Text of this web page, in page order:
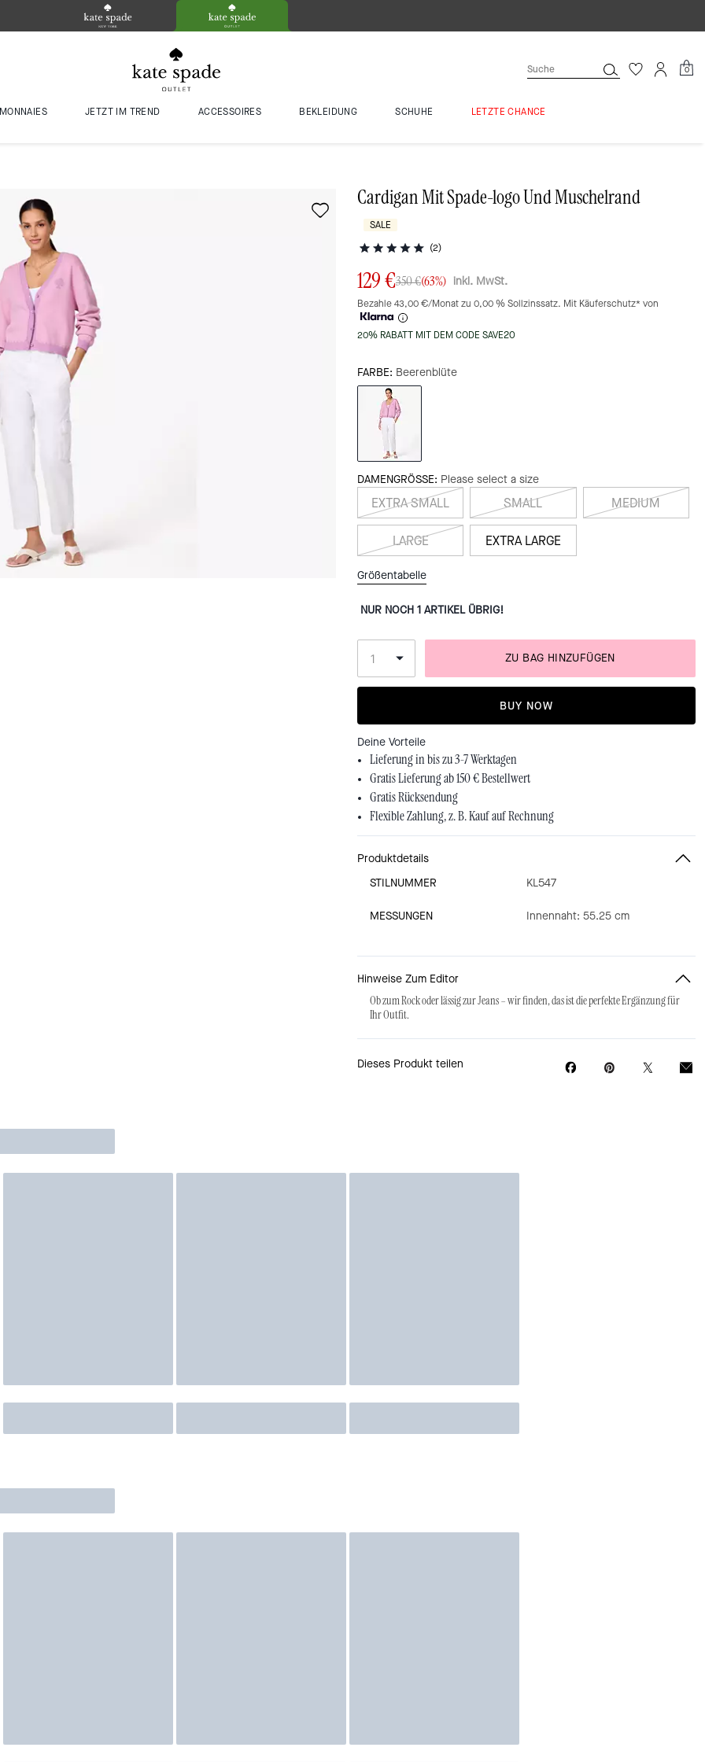
0
JETZT IM TREND ACCESSOIRES BEKLEIDUNG SCHUHE LETZTE CHANCE
Cardigan Mit Spade-logo Und Muschelrand
SALE
(2)
129 €350 €(63%) inkl. MwSt.
Bezahle 43,00 €/Monat zu 0,00 % Sollzinssatz. Mit Käuferschutz* von
20% RABATT MIT DEM CODE SAVE20
FARBE: Beerenblüte
DAMENGRÖSSE: Please select a size
EXTRA SMALL SMALL MEDIUM
LARGE EXTRA LARGE
Größentabelle
NUR NOCH 1 ARTIKEL ÜBRIG!
ZU BAG HINZUFÜGEN
BUY NOW
Deine Vorteile
Lieferung in bis zu 3-7 Werktagen
Gratis Lieferung ab 150 € Bestellwert
Gratis Rücksendung
Flexible Zahlung, z. B. Kauf auf Rechnung
Produktdetails
STILNUMMER
KL547
MESSUNGEN Innennaht: 55.25 cm
Hinweise Zum Editor
Ob zum Rock oder lässig zur Jeans – wir finden, das ist die perfekte Ergänzung für
Ihr Outfit.
Dieses Produkt teilen